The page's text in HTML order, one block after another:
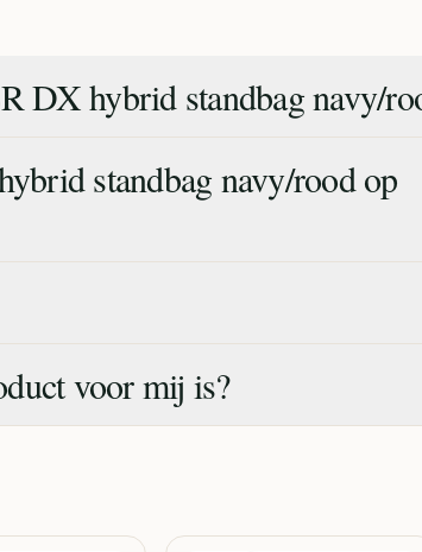
DX hybrid standbag navy/
standbag navy/rood op
voor mij is?